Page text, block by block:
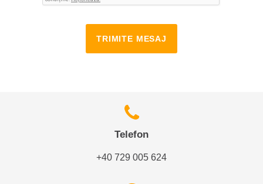
TRIMITE MESAJ
Telefon
+40 729 005 624